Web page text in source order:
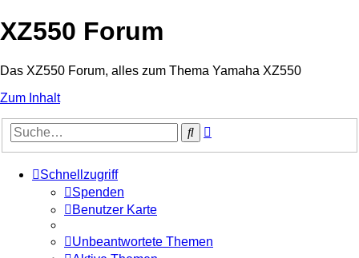
XZ550 Forum
Das XZ550 Forum, alles zum Thema Yamaha XZ550
Zum Inhalt
Suche
Schnellzugriff
Spenden
Benutzer Karte
Unbeantwortete Themen